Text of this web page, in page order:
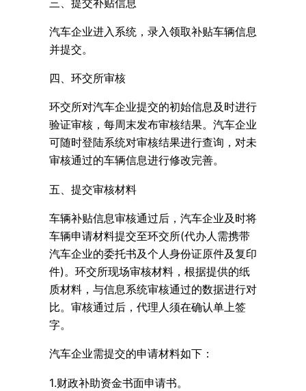
汽车企业进入系统，录入领取补贴车辆信息
并提交。
四、环交所审核
环交所对汽车企业提交的初始信息及时进行
验证审核，每周末发布审核结果。汽车企业
可随时登陆系统对审核结果进行查询，对未
审核通过的车辆信息进行修改完善。
五、提交审核材料
车辆补贴信息审核通过后，汽车企业及时将
车辆申请材料提交至环交所(代办人需携带
汽车企业的委托书及个人身份证原件及复印
件)。环交所现场审核材料，根据提供的纸
质材料，与信息系统审核通过的数据进行对
比。审核通过后，代理人须在确认单上签
字。
汽车企业需提交的申请材料如下：
1.财政补助资金书面申请书。